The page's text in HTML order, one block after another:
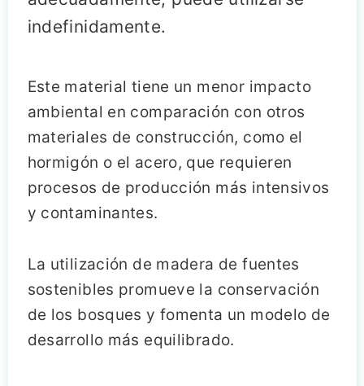
indefinidamente.
Este material tiene un menor impacto
ambiental en comparación con otros
materiales de construcción, como el
hormigón o el acero, que requieren
procesos de producción más intensivos
y contaminantes.
La utilización de madera de fuentes
sostenibles promueve la conservación
de los bosques y fomenta un modelo de
desarrollo más equilibrado.